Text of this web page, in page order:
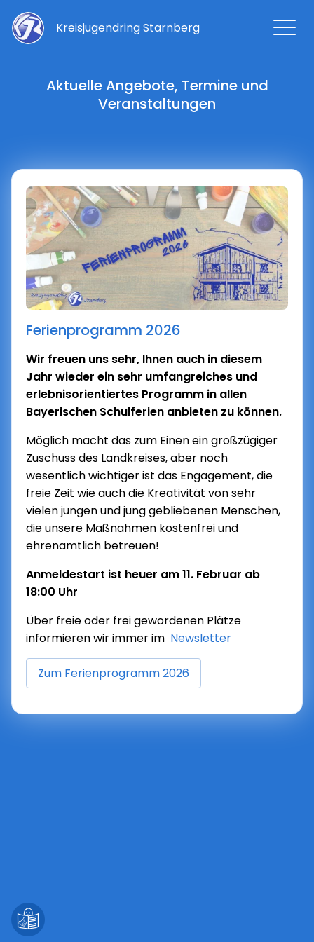
Kreisjugendring Starnberg
Aktuelle Angebote, Termine und
Veranstaltungen
Ferienprogramm 2026
Wir freuen uns sehr, Ihnen auch in diesem
Jahr wieder ein sehr umfangreiches und
erlebnisorientiertes Programm in allen
Bayerischen Schulferien anbieten zu können.
Möglich macht das zum Einen ein großzügiger
Zuschuss des Landkreises, aber noch
wesentlich wichtiger ist das Engagement, die
freie Zeit wie auch die Kreativität von sehr
vielen jungen und jung gebliebenen Menschen,
die unsere Maßnahmen kostenfrei und
ehrenamtlich betreuen!
Anmeldestart ist heuer am 11. Februar ab
18:00 Uhr
Über freie oder frei gewordenen Plätze
informieren wir immer im Newsletter
Zum Ferienprogramm 2026